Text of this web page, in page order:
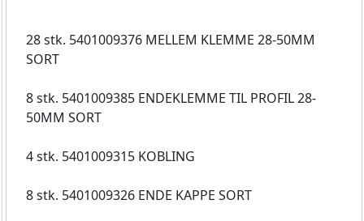
28 stk. 5401009376 MELLEM KLEMME 28-50MM
SORT
8 stk. 5401009385 ENDEKLEMME TIL PROFIL 28-
50MM SORT
4 stk. 5401009315 KOBLING
8 stk. 5401009326 ENDE KAPPE SORT